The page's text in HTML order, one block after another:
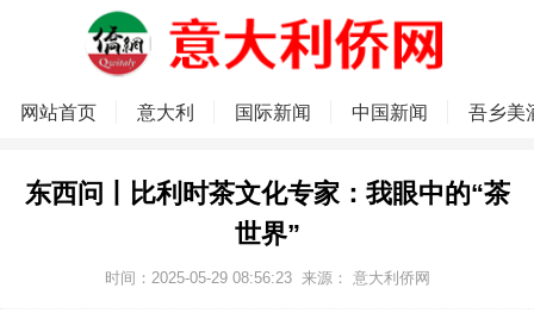
网站首页 意大利 国际新闻 中国新闻 吾乡美
东西问丨比利时茶文化专家：我眼中的“茶
世界”
时间：2025-05-29 08:56:23 来源： 意大利侨网